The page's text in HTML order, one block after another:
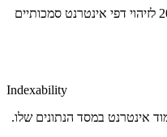
אלגוריתם שאומץ על ידי Google ב-2003 לזיהוי דפי אינטרנט סמכותיים
Indexability
אינטרנט במסד הנתונים שלו.